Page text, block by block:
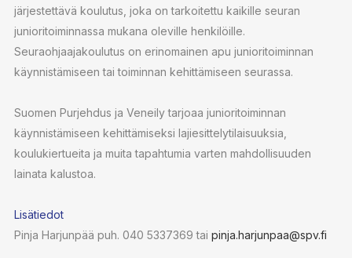
järjestettävä koulutus, joka on tarkoitettu kaikille seuran
junioritoiminnassa mukana oleville henkilöille.
Seuraohjaajakoulutus on erinomainen apu junioritoiminnan
käynnistämiseen tai toiminnan kehittämiseen seurassa.
Suomen Purjehdus ja Veneily tarjoaa junioritoiminnan
käynnistämiseen kehittämiseksi lajiesittelytilaisuuksia,
koulukiertueita ja muita tapahtumia varten mahdollisuuden
lainata kalustoa.
Lisätiedot
Pinja Harjunpää puh. 040 5337369 tai pinja.harjunpaa@spv.fi